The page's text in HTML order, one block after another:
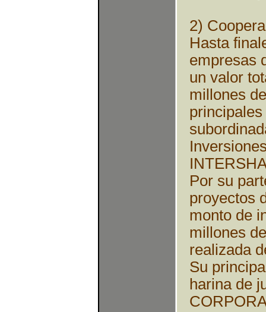
2)
Hasta
empresas
un valor
millones
Por su
proyectos
monto de
millones
realizada
Su
harina de